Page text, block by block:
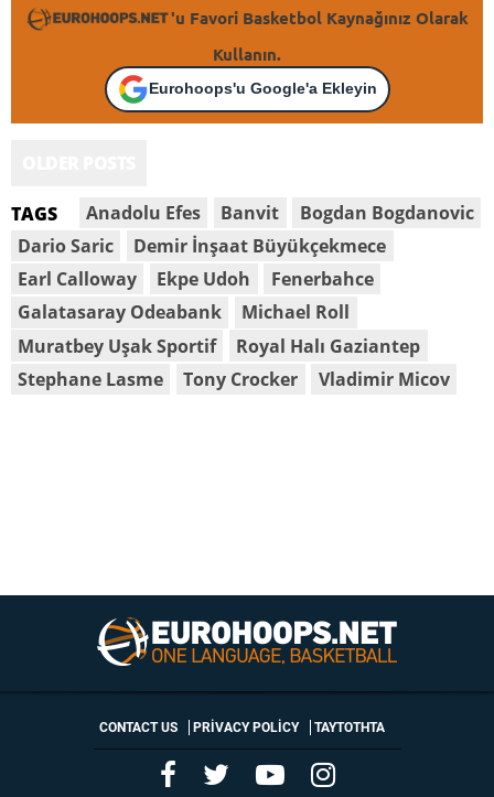
'u Favori Basketbol Kaynağınız Olarak
Kullanın.
Eurohoops'u Google'a Ekleyin
TAGS Anadolu Efes Banvit
Bogdan Bogdanovic
Dario Saric
Demir İnşaat Büyükçekmece
Earl Calloway
Ekpe Udoh
Fenerbahce
Galatasaray Odeabank
Michael Roll
Muratbey Uşak Sportif
Royal Halı Gaziantep
Stephane Lasme
Tony Crocker Vladimir Micov
CONTACT US PRIVACY POLICY ΤΑΥΤΟΤΗΤΑ